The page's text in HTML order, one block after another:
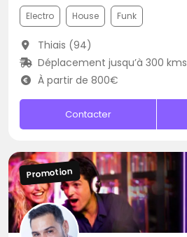
Electro House Funk
Thiais (94)
Déplacement jusqu’à 300 kms
À partir de 800€
Contacter
Promotion